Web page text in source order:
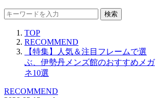
検索
TOP
RECOMMEND
【特集】人気＆注目フレームで選
ぶ、伊勢丹メンズ館のおすすめメガ
ネ10選
RECOMMEND